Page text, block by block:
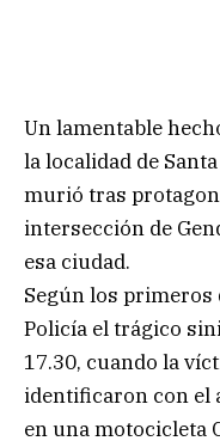
Un lamentable
la localidad de
murió tras
intersección de
esa ciudad.
Según los primeros
Policía el trágico
17.30, cuando la
identificaron con el
en una motocicleta